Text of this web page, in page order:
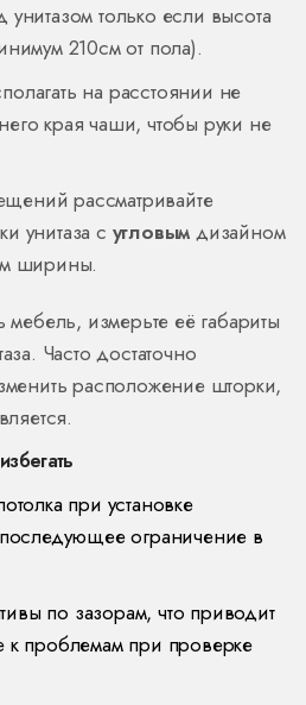
только если высота
210см от пола).
на расстоянии не
края чаши, чтобы руки не
рассматривайте
унитаза с угловым дизайном
ширины.
измерьте её габариты
Часто достаточно
расположение шторки,
при установке
последующее ограничение в
по зазорам, что приводит
к проблемам при проверке